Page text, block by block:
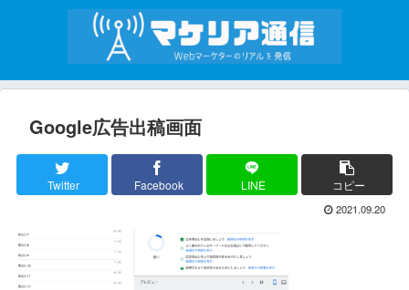
Google広告出稿画面
Twitter Facebook LINE コピー
2021.09.20